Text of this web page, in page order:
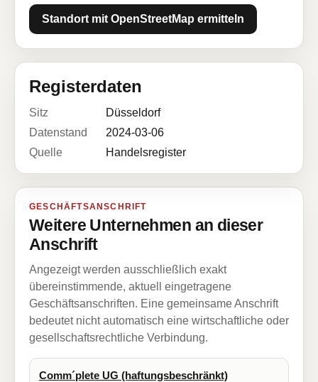
Standort mit OpenStreetMap ermitteln
Registerdaten
Sitz
Düsseldorf
Datenstand
2024-03-06
Quelle
Handelsregister
GESCHÄFTSANSCHRIFT
Weitere Unternehmen an dieser
Anschrift
Angezeigt werden ausschließlich exakt
übereinstimmende, aktuell eingetragene
Geschäftsanschriften. Eine gemeinsame Anschrift
bedeutet nicht automatisch eine wirtschaftliche oder
gesellschaftsrechtliche Verbindung.
Comm´plete UG (haftungsbeschränkt)